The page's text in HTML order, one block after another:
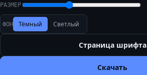
РАЗМЕР
ФОН Тёмный Светлый
Страница шрифта
Скачать